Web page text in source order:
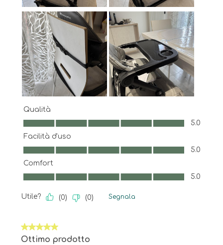
Qualità
Qualità, 5.0 su 5
5.0
Facilità d'uso
Facilità d'uso, 5.0 su 5
5.0
Comfort
Comfort, 5.0 su 5
5.0
Utile? (0) (0) Segnala
5 su 5 stelle.
Ottimo prodotto